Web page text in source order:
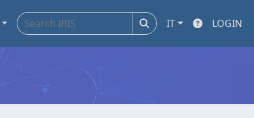
IT LOGIN